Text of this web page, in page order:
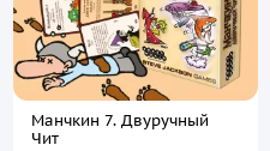
Манчкин 7. Двуручный
Чит